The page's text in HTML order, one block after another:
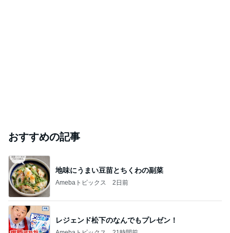
おすすめの記事
地味にうまい豆苗とちくわの副菜
Amebaトピックス 2日前
レジェンド松下のなんでもプレゼン！